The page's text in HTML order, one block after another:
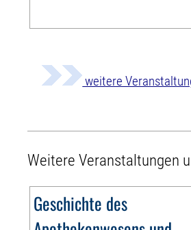
weitere
Weitere Veranstaltungen
Geschichte des